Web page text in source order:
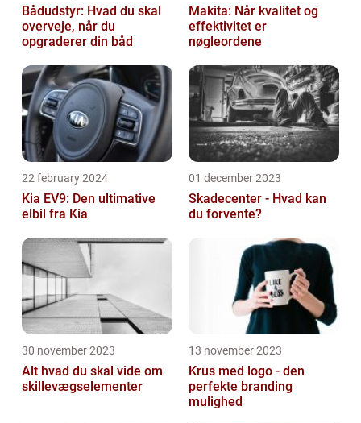
Bådudstyr: Hvad du skal
overveje, når du
opgraderer din båd
Makita: Når kvalitet og
effektivitet er
nøgleordene
22 february 2024
Kia EV9: Den ultimative
elbil fra Kia
01 december 2023
Skadecenter - Hvad kan
du forvente?
30 november 2023
Alt hvad du skal vide om
skillevægselementer
13 november 2023
Krus med logo - den
perfekte branding
mulighed